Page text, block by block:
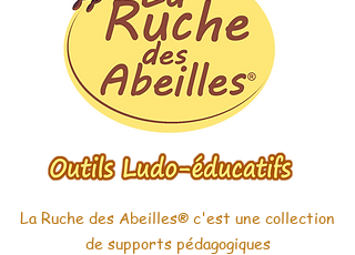
La Ruche des Abeilles® c'est une collection
de supports pédagogiques